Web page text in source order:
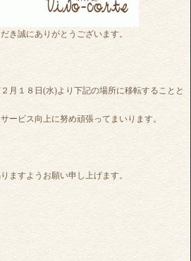
き誠にありがとうございます。
月１８日(水)より下記の場所に移転することと
ービス向上に努め頑張ってまいります。
ますようお願い申し上げます。